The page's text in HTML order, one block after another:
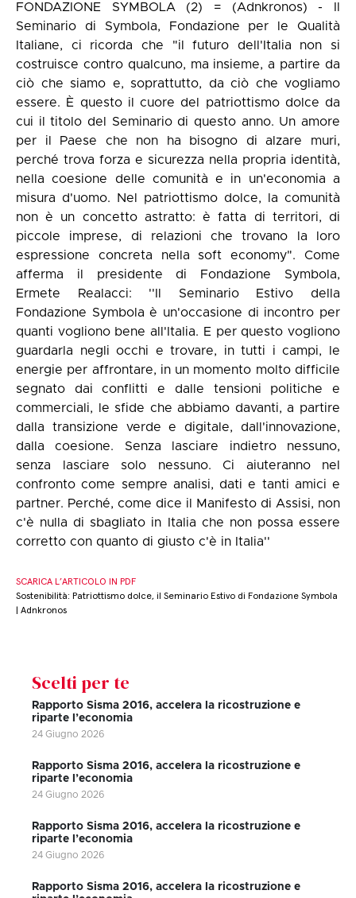
FONDAZIONE SYMBOLA (2) = (Adnkronos) - Il
Seminario di Symbola, Fondazione per le Qualità
Italiane, ci ricorda che "il futuro dell'Italia non si
costruisce contro qualcuno, ma insieme, a partire da
ciò che siamo e, soprattutto, da ciò che vogliamo
essere. È questo il cuore del patriottismo dolce da
cui il titolo del Seminario di questo anno. Un amore
per il Paese che non ha bisogno di alzare muri,
perché trova forza e sicurezza nella propria identità,
nella coesione delle comunità e in un'economia a
misura d'uomo. Nel patriottismo dolce, la comunità
non è un concetto astratto: è fatta di territori, di
piccole imprese, di relazioni che trovano la loro
espressione concreta nella soft economy". Come
afferma il presidente di Fondazione Symbola,
Ermete Realacci: ''Il Seminario Estivo della
Fondazione Symbola è un'occasione di incontro per
quanti vogliono bene all'Italia. E per questo vogliono
guardarla negli occhi e trovare, in tutti i campi, le
energie per affrontare, in un momento molto difficile
segnato dai conflitti e dalle tensioni politiche e
commerciali, le sfide che abbiamo davanti, a partire
dalla transizione verde e digitale, dall'innovazione,
dalla coesione. Senza lasciare indietro nessuno,
senza lasciare solo nessuno. Ci aiuteranno nel
confronto come sempre analisi, dati e tanti amici e
partner. Perché, come dice il Manifesto di Assisi, non
c'è nulla di sbagliato in Italia che non possa essere
corretto con quanto di giusto c'è in Italia''
SCARICA L’ARTICOLO IN PDF
Sostenibilità: Patriottismo dolce, il Seminario Estivo di Fondazione Symbola
| Adnkronos
Scelti per te
Rapporto Sisma 2016, accelera la ricostruzione e
riparte l’economia
24 Giugno 2026
Rapporto Sisma 2016, accelera la ricostruzione e
riparte l’economia
24 Giugno 2026
Rapporto Sisma 2016, accelera la ricostruzione e
riparte l’economia
24 Giugno 2026
Rapporto Sisma 2016, accelera la ricostruzione e